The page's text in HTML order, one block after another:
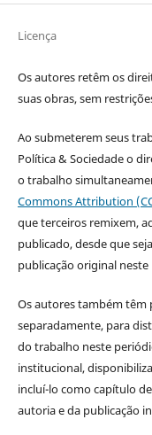
Licença
Os autores retêm os
suas obras, sem
Ao submeterem seus
Política & Sociedade o
o trabalho
Commons Attribution
que terceiros remixem,
publicado, desde que
publicação original
Os autores também têm
separadamente, para
do trabalho neste
institucional,
incluí-lo como capítulo
autoria e da publicação